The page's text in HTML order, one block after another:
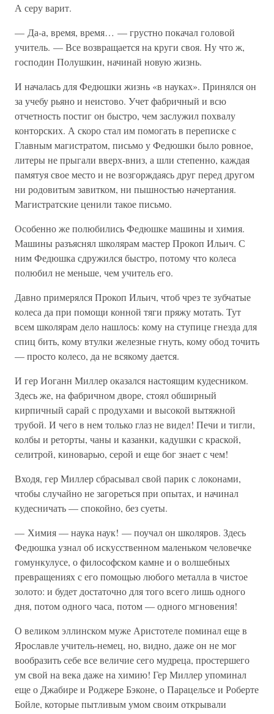
А серу варит.
— Да-а, время, время… — грустно покачал головой
учитель. — Все возвращается на круги своя. Ну что ж,
господин Полушкин, начинай новую жизнь.
И началась для Федюшки жизнь «в науках». Принялся он
за учебу рьяно и неистово. Учет фабричный и всю
отчетность постиг он быстро, чем заслужил похвалу
конторских. А скоро стал им помогать в переписке с
Главным магистратом, письмо у Федюшки было ровное,
литеры не прыгали вверх-вниз, а шли степенно, каждая
памятуя свое место и не возгорждаясь друг перед другом
ни родовитым завитком, ни пышностью начертания.
Магистратские ценили такое письмо.
Особенно же полюбились Федюшке машины и химия.
Машины разъяснял школярам мастер Прокоп Ильич. С
ним Федюшка сдружился быстро, потому что колеса
полюбил не меньше, чем учитель его.
Давно примерялся Прокоп Ильич, чтоб чрез те зубчатые
колеса да при помощи конной тяги пряжу мотать. Тут
всем школярам дело нашлось: кому на ступице гнезда для
спиц бить, кому втулки железные гнуть, кому обод точить
— просто колесо, да не всякому дается.
И гер Иоганн Миллер оказался настоящим кудесником.
Здесь же, на фабричном дворе, стоял обширный
кирпичный сарай с продухами и высокой вытяжной
трубой. И чего в нем только глаз не видел! Печи и тигли,
колбы и реторты, чаны и казанки, кадушки с краской,
селитрой, киноварью, серой и еще бог знает с чем!
Входя, гер Миллер сбрасывал свой парик с локонами,
чтобы случайно не загореться при опытах, и начинал
кудесничать — спокойно, без суеты.
— Химия — наука наук! — поучал он школяров. Здесь
Федюшка узнал об искусственном маленьком человечке
гомункулусе, о философском камне и о волшебных
превращениях с его помощью любого металла в чистое
золото: и будет достаточно для того всего лишь одного
дня, потом одного часа, потом — одного мгновения!
О великом эллинском муже Аристотеле поминал еще в
Ярославле учитель-немец, но, видно, даже он не мог
вообразить себе все величие сего мудреца, простершего
ум свой на века даже на химию! Гер Миллер упоминал
еще о Джабире и Роджере Бэконе, о Парацельсе и Роберте
Бойле, которые пытливым умом своим открывали